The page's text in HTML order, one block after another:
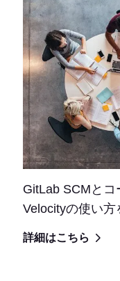
GitLab SCMと
Velocityの使い方
詳細はこちら